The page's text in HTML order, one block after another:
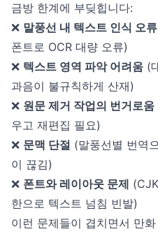
금방 한계에 부딪힙니다:
❌ 말풍선 내 텍스트 인식 오류
폰트로 OCR 대량 오류)
❌ 텍스트 영역 파악 어려움 (
과음이 불규칙하게 산재)
❌ 원문 제거 작업의 번거로움
우고 재편집 필요)
❌ 문맥 단절 (말풍선별 번역
이 끊김)
❌ 폰트와 레이아웃 문제
한으로 텍스트 넘침 빈발)
이런 문제들이 겹치면서 만